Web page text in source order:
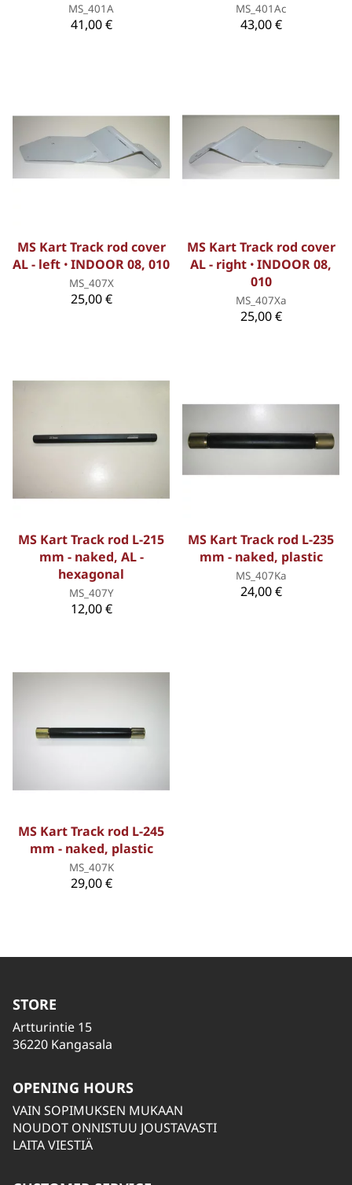
MS_401A
41,00 €
MS_401Ac
43,00 €
MS Kart Track rod cover
AL - left ꞏ INDOOR 08, 010
MS_407X
25,00 €
MS Kart Track rod cover
AL - right ꞏ INDOOR 08,
010
MS_407Xa
25,00 €
MS Kart Track rod L-215
mm - naked, AL -
hexagonal
MS_407Y
12,00 €
MS Kart Track rod L-235
mm - naked, plastic
MS_407Ka
24,00 €
MS Kart Track rod L-245
mm - naked, plastic
MS_407K
29,00 €
STORE
Artturintie 15
36220 Kangasala
OPENING HOURS
VAIN SOPIMUKSEN MUKAAN
NOUDOT ONNISTUU JOUSTAVASTI
LAITA VIESTIÄ